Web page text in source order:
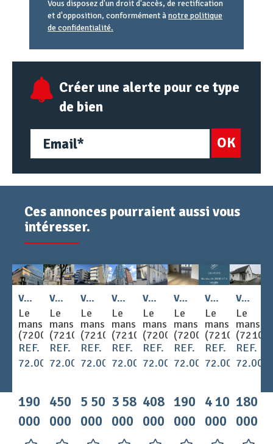
Vous disposez d'un droit d'accès, de rectification
et d'opposition, conformément ànotre politique
de confidentialité.
email
URL
Créer une alerte pour ce type
de bien
OK
Ces annonces pourraient aussi vous
intéresser.
Vente - BUREAUX 151 m
Le
mans
(72000)
REF.
72.003007
190
000 €
Vente - BUREAUX 509 m
Le
mans
(72100)
REF.
72.002994
450
000 €
Vente - BUREAUX 3077 m
Le
mans
(72100)
REF.
72.003055
5 500
000 €
Vente - BUREAUX 1822 m
Le
mans
(72100)
REF.
72.002952
3 580
000 €
Vente - BUREAUX 210 m
Le
mans
(72000)
REF.
72.003101
408
000 €
Vente - BUREAUX 156 m
Le
mans
(72000)
REF.
72.003080
190
000 €
Vente - BUREAUX 3900 m
Le
mans
(72100)
REF.
72.003106
4 100
000 €
Vente - BUREAUX 150 m
Le
mans
(72100)
REF.
180
000 €